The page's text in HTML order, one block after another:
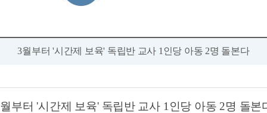
3월부터 '시간제 보육' 독립반 교사 1인당 아동 2명 돌본다
월부터'시간제 보육' 독립반 교사 1 인당 아동 2명 돌본